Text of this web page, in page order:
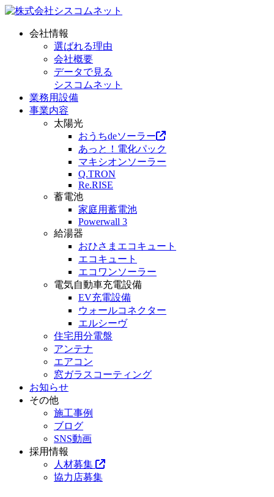
会社情報
選ばれる理由
会社概要
データで見る
シスコムネット
業務用設備
事業内容
太陽光
おうちdeソーラー
あっと！電化パック
マキシオンソーラー
Q.TRON
Re.RISE
蓄電池
家庭用蓄電池
Powerwall 3
給湯器
おひさまエコキュート
エコキュート
エコワンソーラー
電気自動車充電設備
EV充電設備
ウォールコネクター
エルシーヴ
住宅用分電盤
アンテナ
エアコン
窓ガラスコーティング
お知らせ
その他
施工事例
ブログ
SNS動画
採用情報
人材募集
協力店募集